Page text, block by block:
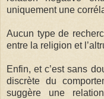
uniquement une
Aucun type de
entre la religion et
Enfin, et c’est sans
discrète du
suggère une